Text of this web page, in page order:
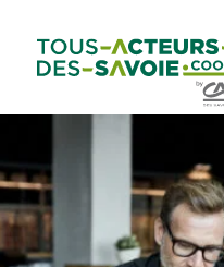
contenu
principal